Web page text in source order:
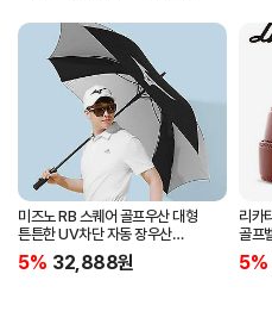
미즈노 RB 스퀘어 골프우산 대형
튼튼한 UV차단 자동 장우산
5LKY22100
5% 32,888원
리카
골프
5%